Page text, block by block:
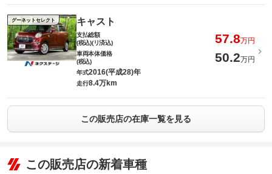
グーネットセレクト キャスト
支払総額
(税込)(リ済込)
57.8万円
車両本体価格
(税込)
50.2万円
年式2016(平成28)年
走行8.4万km
この販売店の在庫一覧を見る
この販売店の新着車種